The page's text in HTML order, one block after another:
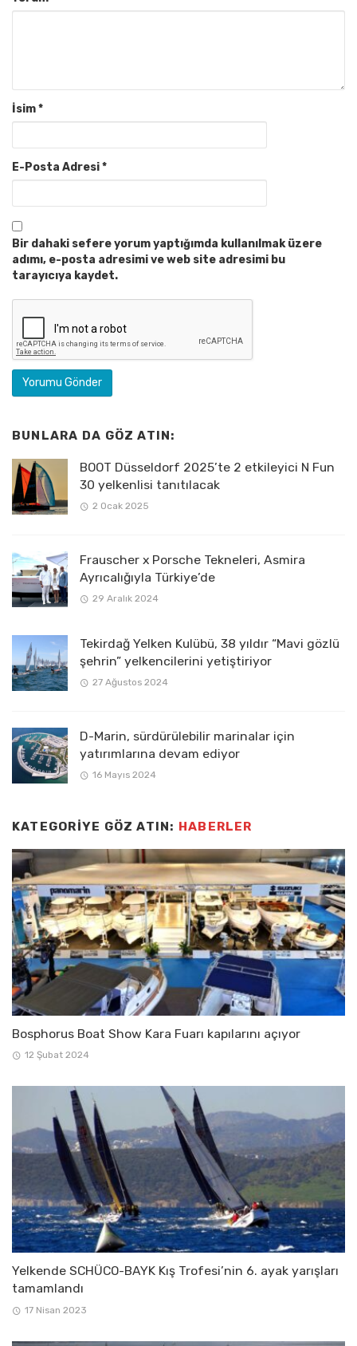
İsim*
E-Posta Adresi*
Bir dahaki sefere yorum yaptığımda kullanılmak üzere
adımı, e-posta adresimi ve web site adresimi bu
tarayıcıya kaydet.
BUNLARA DA GÖZ ATIN:
BOOT Düsseldorf 2025’te 2 etkileyici N Fun
30 yelkenlisi tanıtılacak
2 Ocak 2025
Frauscher x Porsche Tekneleri, Asmira
Ayrıcalığıyla Türkiye’de
29 Aralık 2024
Tekirdağ Yelken Kulübü, 38 yıldır “Mavi gözlü
şehrin” yelkencilerini yetiştiriyor
27 Ağustos 2024
D-Marin, sürdürülebilir marinalar için
yatırımlarına devam ediyor
16 Mayıs 2024
KATEGORIYE GÖZ ATIN: HABERLER
Bosphorus Boat Show Kara Fuarı kapılarını açıyor
12 Şubat 2024
Yelkende SCHÜCO-BAYK Kış Trofesi’nin 6. ayak yarışları
tamamlandı
17 Nisan 2023